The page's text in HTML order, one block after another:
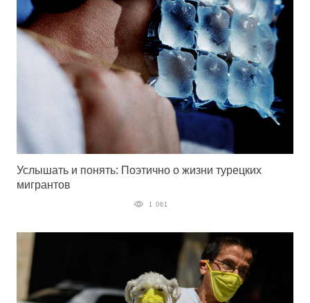
Услышать и понять: Поэтично о жизни турецких
мигрантов
1 061